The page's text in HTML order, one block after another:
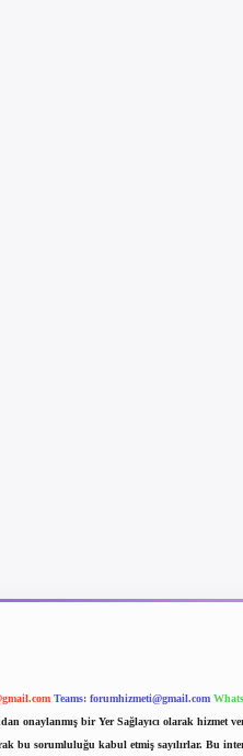
Teams: forumhizmeti@gmail.com
onaylanmış bir Yer Sağlayıcı olarak
bu sorumluluğu kabul etmiş sayılırlar. Bu